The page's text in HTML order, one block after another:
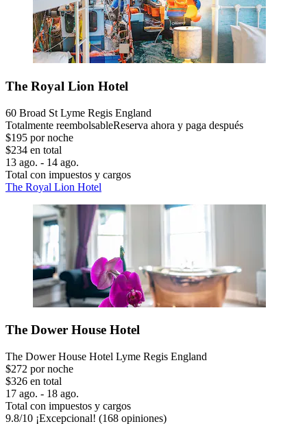
The Royal Lion Hotel
60 Broad St Lyme Regis England
Totalmente reembolsableReserva ahora y paga después
$195 por noche
$234 en total
13 ago. - 14 ago.
Total con impuestos y cargos
The Royal Lion Hotel
The Dower House Hotel
The Dower House Hotel Lyme Regis England
$272 por noche
$326 en total
17 ago. - 18 ago.
Total con impuestos y cargos
9.8/10 ¡Excepcional! (168 opiniones)